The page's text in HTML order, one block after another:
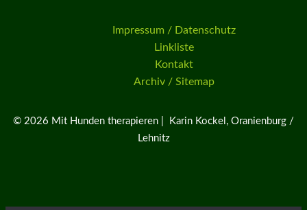
Impressum / Datenschutz
Linkliste
Kontakt
Archiv / Sitemap
© 2026 Mit Hunden therapieren | Karin Kockel, Oranienburg /
Lehnitz